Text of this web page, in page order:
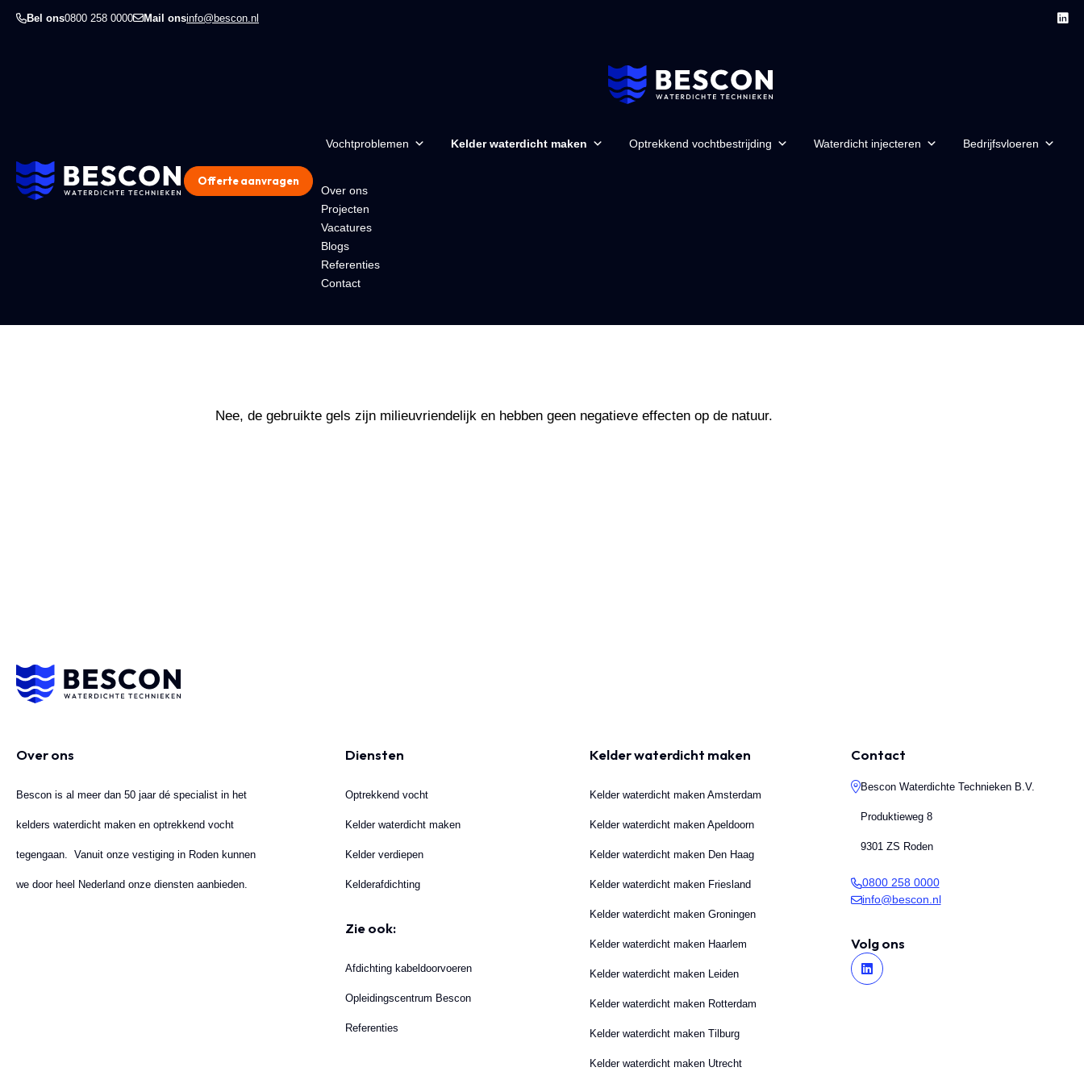
Bel ons0800 258 0000 Mail onsinfo@bescon.nl
Vochtproblemen Kelder waterdicht maken Optrekkend vochtbestrijding Waterdicht injecteren Bedrijfsvloeren
Over ons
Projecten
Vacatures
Blogs
Referenties
Contact
Offerte aanvragen
Nee, de gebruikte gels zijn milieuvriendelijk en hebben geen negatieve effecten op de natuur.
Over ons
Bescon is al meer dan 50 jaar dé specialist in het
kelders waterdicht maken en optrekkend vocht
tegengaan. Vanuit onze vestiging in Roden kunnen
we door heel Nederland onze diensten aanbieden.
Diensten
Optrekkend vocht
Kelder waterdicht maken
Kelder verdiepen
Kelderafdichting
Zie ook:
Afdichting kabeldoorvoeren
Opleidingscentrum Bescon
Referenties
Kelder waterdicht maken
Kelder waterdicht maken Amsterdam
Kelder waterdicht maken Apeldoorn
Kelder waterdicht maken Den Haag
Kelder waterdicht maken Friesland
Kelder waterdicht maken Groningen
Kelder waterdicht maken Haarlem
Kelder waterdicht maken Leiden
Kelder waterdicht maken Rotterdam
Kelder waterdicht maken Tilburg
Kelder waterdicht maken Utrecht
Contact
Bescon Waterdichte Technieken B.V.
Produktieweg 8
9301 ZS Roden
0800 258 0000
info@bescon.nl
Volg ons